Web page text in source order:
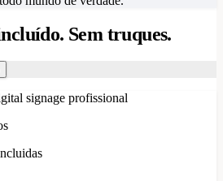
Sem truques.
signage profissional